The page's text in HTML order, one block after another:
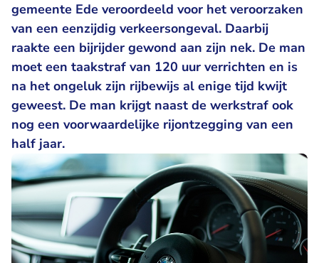
gemeente Ede veroordeeld voor het veroorzaken
van een eenzijdig verkeersongeval. Daarbij
raakte een bijrijder gewond aan zijn nek. De man
moet een taakstraf van 120 uur verrichten en is
na het ongeluk zijn rijbewijs al enige tijd kwijt
geweest. De man krijgt naast de werkstraf ook
nog een voorwaardelijke rijontzegging van een
half jaar.